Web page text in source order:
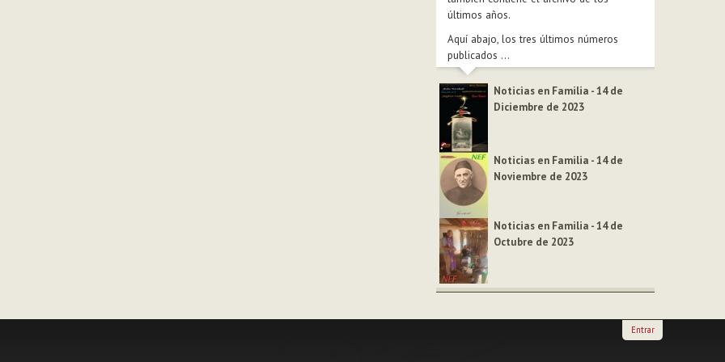
últimos años.
Aquí abajo, los tres últimos números
publicados ...
Noticias en Familia - 14 de
Diciembre de 2023
Noticias en Familia - 14 de
Noviembre de 2023
Noticias en Familia - 14 de
Octubre de 2023
Entrar